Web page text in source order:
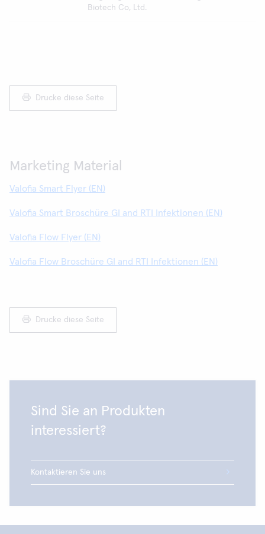
Biotech Co, Ltd.
Drucke diese Seite
Marketing Material
Valofia Smart Flyer (EN)
Valofia Smart Broschüre GI and RTI Infektionen (EN)
Valofia Flow Flyer (EN)
Valofia Flow Broschüre GI and RTI Infektionen (EN)
Drucke diese Seite
Sind Sie an Produkten
interessiert?
Kontaktieren Sie uns